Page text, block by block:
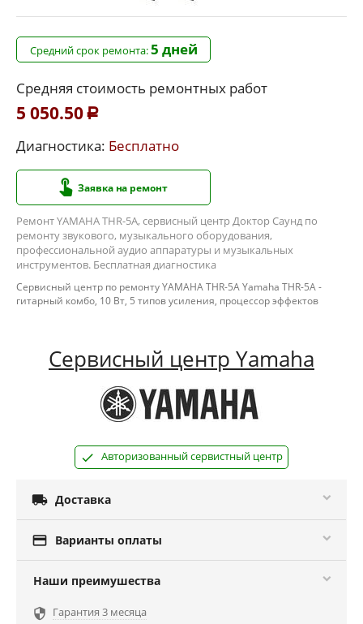
Средний срок ремонта:5 дней
Средняя стоимость ремонтных работ
5 050.50 Р
Диагностика: Бесплатно
Заявка на ремонт
Ремонт YAMAHA THR-5A, сервисный центр Доктор Саунд по
ремонту звукового, музыкального оборудования,
профессиональной аудио аппаратуры и музыкальных
инструментов. Бесплатная диагностика
Сервисный центр по ремонту YAMAHA THR-5A Yamaha THR-5A -
гитарный комбо, 10 Вт, 5 типов усиления, процессор эффектов
Сервисный центр Yamaha
Авторизованный сервистный центр
 Доставка
 Варианты оплаты
Наши преимушества
 Гарантия 3 месяца